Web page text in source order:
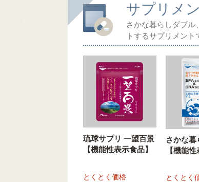
サプリメ
さかな暮らしダブル
トするサプリメント
琉球サプリ 一望百景
【機能性表示食品】
とくとく価格
さかな暮
【機能性
とくとく